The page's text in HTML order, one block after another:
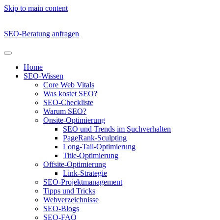
Skip to main content
SEO-Beratung anfragen
Home
SEO-Wissen
Core Web Vitals
Was kostet SEO?
SEO-Checkliste
Warum SEO?
Onsite-Optimierung
SEO und Trends im Suchverhalten
PageRank-Sculpting
Long-Tail-Optimierung
Title-Optimierung
Offsite-Optimierung
Link-Strategie
SEO-Projektmanagement
Tipps und Tricks
Webverzeichnisse
SEO-Blogs
SEO-FAQ